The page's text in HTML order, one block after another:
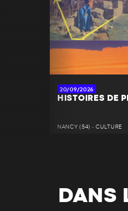
20/09/2026
HISTOIRES DE
NANCY (54) • CULTURE
DANS